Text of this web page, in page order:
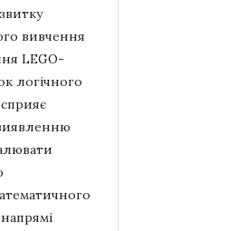
вивчення
LEGO-
логічного